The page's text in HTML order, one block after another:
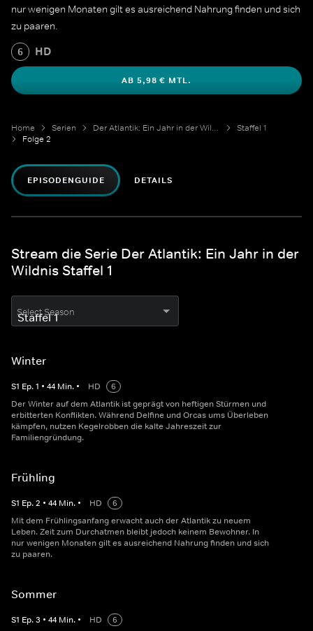
nur wenigen Monaten gilt es ausreichend Nahrung finden und sich
zu paaren.
6 HD
AB 5,98 € MTL.
Home Serien Der Atlantik: Ein Jahr in der Wildnis
Staffel 1
Folge 2
EPISODENGUIDE DETAILS
Stream die Serie Der Atlantik: Ein Jahr in der
Wildnis Staffel 1
Select Season
Winter
S1 Ep.1 • 44 Min. • HD
6
Der Winter auf dem Atlantik ist geprägt von heftigen Stürmen und
erbitterten Konflikten. Während Delfine und Orcas ums Überleben
kämpfen, nutzen Kegelrobben die kalte Jahreszeit zur
Familiengründung.
Frühling
S1 Ep.2 • 44 Min. • HD
6
Mit dem Frühlingsanfang erwacht auch der Atlantik zu neuem
Leben. Zeit zum Durchatmen bleibt jedoch keinem Bewohner. In
nur wenigen Monaten gilt es ausreichend Nahrung finden und sich
zu paaren.
Sommer
S1 Ep.3 • 44 Min. • HD
6